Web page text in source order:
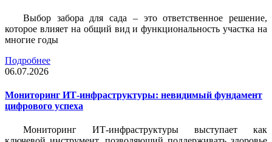
Выбор забора для сада – это ответственное решение,
которое влияет на общий вид и функциональность участка на
многие годы
Подробнее
06.07.2026
Мониторинг ИТ-инфраструктуры: невидимый фундамент
цифрового успеха
Мониторинг ИТ-инфраструктуры выступает как